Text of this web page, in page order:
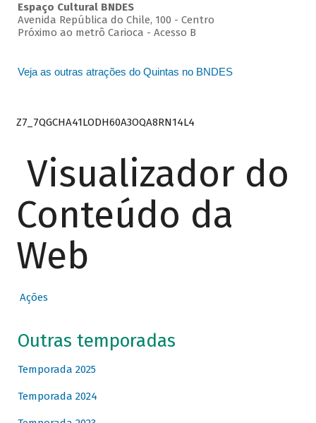
Espaço Cultural BNDES
Avenida República do Chile, 100 - Centro
Próximo ao metrô Carioca - Acesso B
Veja as outras atrações do Quintas no BNDES
Z7_7QGCHA41LODH60A3OQA8RN14L4
Visualizador do
Conteúdo da
Web
Ações
Outras temporadas
Temporada 2025
Temporada 2024